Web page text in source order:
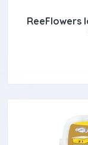
ReeFlowers